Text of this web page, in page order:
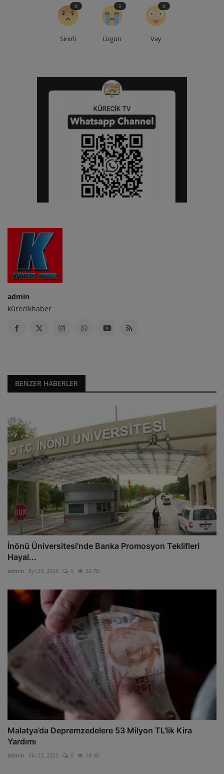
Sinirli
0
Üzgün
0
Vay
0
admin
kürecikhaber
BENZER HABERLER
İnönü Üniversitesi’nde Banka Promosyon Teklifleri
Hayal...
admin Eyl 29, 2025 0 22.7B
Malatya’da Depremzedelere 53 Milyon TL’lik Kira
Yardımı
admin Eki 23, 2025 0 18.4B